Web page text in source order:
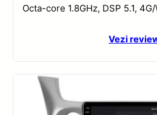
Octa-core 1.8GHz, DSP 5.1,
Vezi